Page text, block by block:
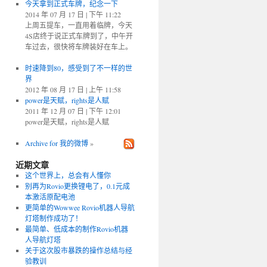
今天拿到正式车牌，纪念一下
2014 年 07 月 17 日 | 下午 11:22
上周五提车，一直用着临牌，今天
4S店终于说正式车牌到了，中午开
车过去，很快将车牌装好在车上。
时速降到80，感受到了不一样的世
界
2012 年 08 月 17 日 | 上午 11:58
power是天赋，rights是人赋
2011 年 12 月 07 日 | 下午 12:01
power是天赋，rights是人赋
Archive for 我的微博»
近期文章
这个世界上，总会有人懂你
别再为Rovio更换锂电了，0.1元成
本激活原配电池
更简单的Wowwee Rovio机器人导航
灯塔制作成功了！
最简单、低成本的制作Rovio机器
人导航灯塔
关于这次股市暴跌的操作总结与经
验教训